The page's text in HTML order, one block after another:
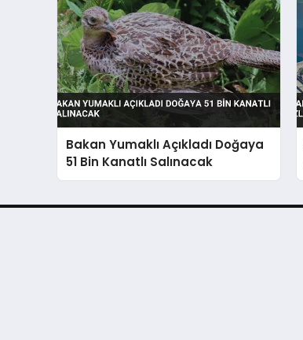
Bakan Yumaklı Açıkladı Doğaya
51 Bin Kanatlı Salınacak